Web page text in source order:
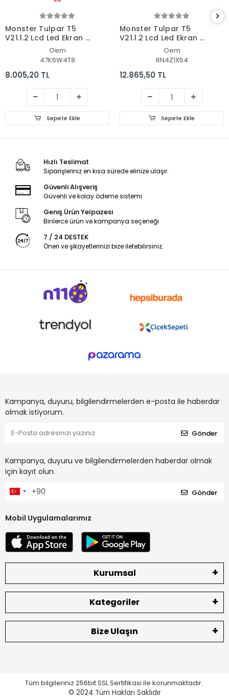
Monster Tulpar T5
V21.1.2 Lcd Led Ekran -
Oem
47K6W4T8
8.005,20 TL
Sepete Ekle
Monster Tulpar T5
V21.1.2 Lcd Led Ekran -
Oem
RN4Z1X54
12.865,50 TL
Sepete Ekle
Hızlı Teslimat
Siparişleriniz en kısa sürede elinize ulaşır.
Güvenli Alışveriş
Güvenli ve kolay ödeme sistemi
Geniş Ürün Yelpazesi
Binlerce ürün ve kampanya seçeneği
7 / 24 DESTEK
Öneri ve şikayetlerinizi bize iletebilirsiniz.
Kampanya, duyuru, bilgilendirmelerden e-posta ile haberdar
olmak istiyorum.
Gönder
Kampanya, duyuru ve bilgilendirmelerden haberdar olmak
için kayıt olun.
Gönder
Mobil Uygulamalarımız
Kurumsal
Kategoriler
Bize Ulaşın
Tüm bilgileriniz 256bit SSL Sertifikası ile korunmaktadır.
© 2024 Tüm Hakları Saklıdır